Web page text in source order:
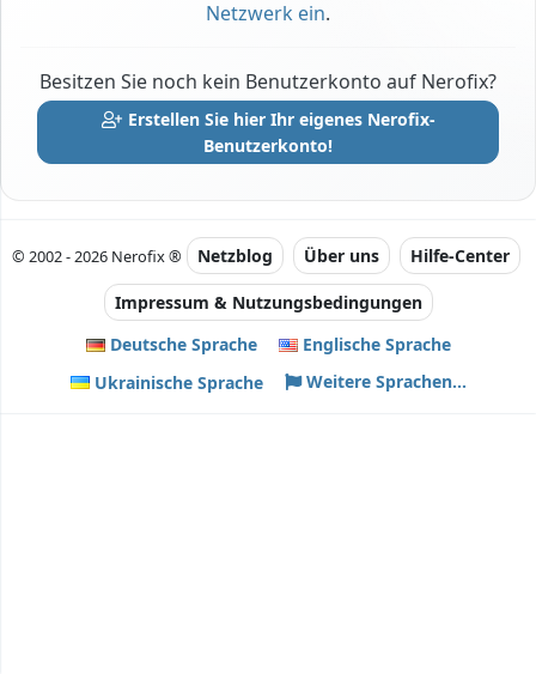
Netzwerk ein.
Besitzen Sie noch kein Benutzerkonto auf Nerofix?
Erstellen Sie hier Ihr eigenes Nerofix-
Benutzerkonto!
© 2002 - 2026 Nerofix ® Netzblog Über uns Hilfe-Center
Impressum & Nutzungsbedingungen
Deutsche Sprache
Englische Sprache
Ukrainische Sprache
Weitere Sprachen...